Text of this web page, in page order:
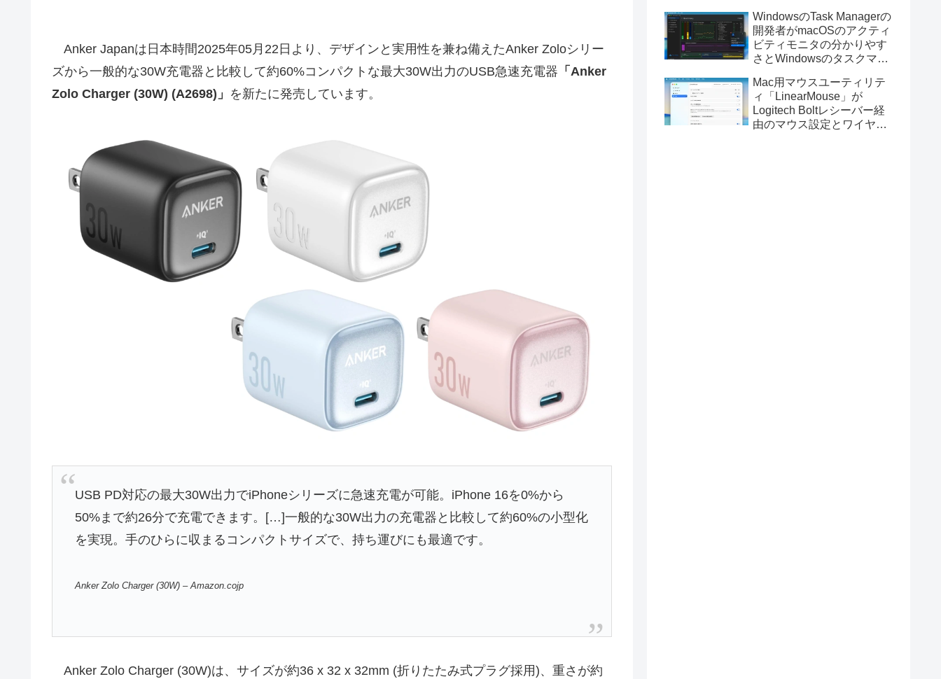
Anker Japanは日本時間2025年05月22日より、デザインと実用性を兼ね備えたAnker Zoloシリー
ズから一般的な30W充電器と比較して約60%コンパクトな最大30W出力のUSB急速充電器 「Anker
Zolo Charger (30W) (A2698)」 を新たに発売しています。
USB PD対応の最大30W出力でiPhoneシリーズに急速充電が可能。iPhone 16を0%から
50%まで約26分で充電できます。[…]一般的な30W出力の充電器と比較して約60%の小型化
を実現。手のひらに収まるコンパクトサイズで、持ち運びにも最適です。
Anker Zolo Charger (30W) – Amazon.cojp
Anker Zolo Charger (30W)は、サイズが約36 x 32 x 32mm (折りたたみ式プラグ採用)、重さが約
利用しMacBook Neoを復元
する際の安定性が向上。
WindowsのTask Managerの
開発者がmacOSのアクティ
ビティモニタの分かりやす
さとWindowsのタスクマネ
Mac用システムモニタアプ
リ「Task Manager TMOG」
のBeta版を公開。
Mac用マウスユーティリテ
ィ「LinearMouse」が
Logitech Boltレシーバー経
由のマウス設定とワイヤレ